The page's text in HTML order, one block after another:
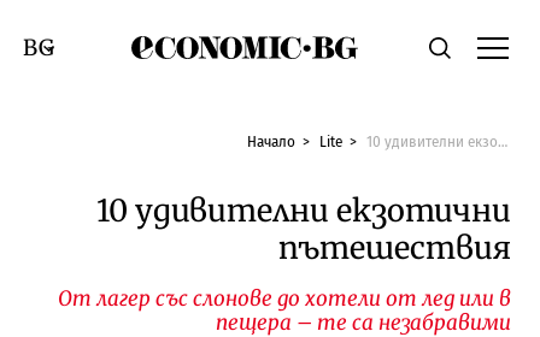
Economic.bgТърсене
Смяна на език
Начало Lite 10 удивителни екзотични пътешествия
10 удивителни екзотични
пътешествия
От лагер със слонове до хотели от лед или в
пещера – те са незабравими